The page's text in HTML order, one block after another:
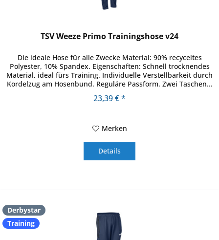
TSV Weeze Primo Trainingshose v24
Die ideale Hose für alle Zwecke Material: 90% recyceltes
Polyester, 10% Spandex. Eigenschaften: Schnell trocknendes
Material, ideal fürs Training. Individuelle Verstellbarkeit durch
Kordelzug am Hosenbund. Reguläre Passform. Zwei Taschen...
23,39 € *
Merken
Details
Derbystar
Training